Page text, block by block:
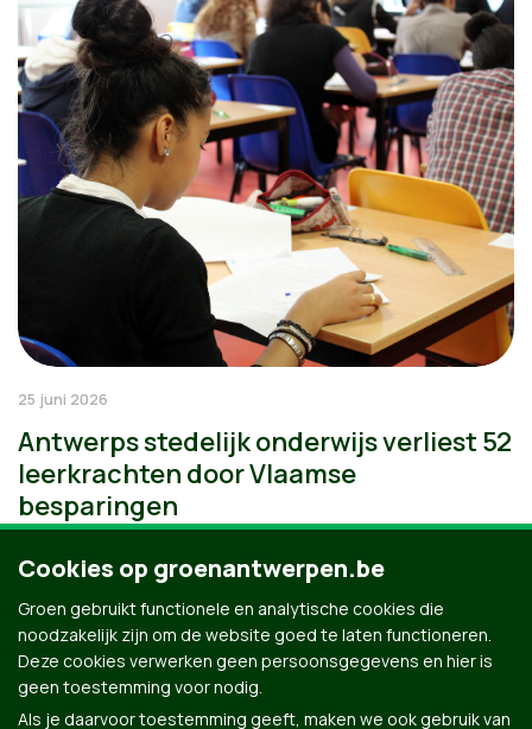
25 juni 2026
Antwerps stedelijk onderwijs verliest 52
leerkrachten door Vlaamse
besparingen
Cookies op groenantwerpen.be
Groen gebruikt functionele en analytische cookies die
noodzakelijk zijn om de website goed te laten functioneren.
Deze cookies verwerken geen persoonsgegevens en hier is
geen toestemming voor nodig.
Als je daarvoor toestemming geeft, maken we ook gebruik van